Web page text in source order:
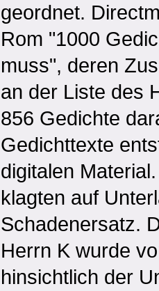
geordnet.
Rom "1000
muss", deren
an der Liste des
856 Gedichte
Gedichttexte
digitalen
klagten auf
Schadenersatz.
Herrn K wurde
hinsichtlich der